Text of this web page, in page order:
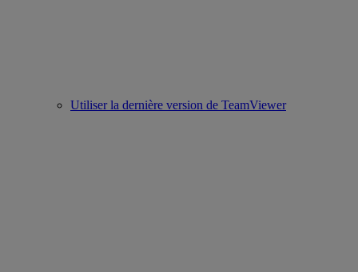
Utiliser la dernière version de TeamViewer